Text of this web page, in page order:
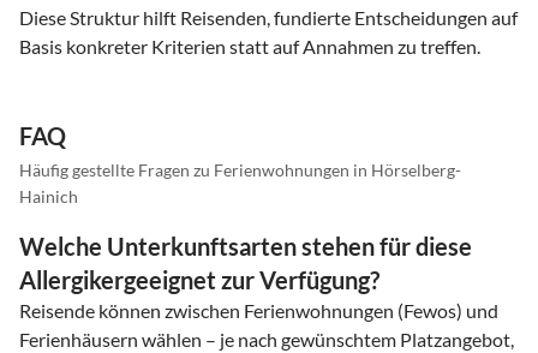
Diese Struktur hilft Reisenden, fundierte Entscheidungen auf
Basis konkreter Kriterien statt auf Annahmen zu treffen.
FAQ
Häufig gestellte Fragen zu Ferienwohnungen in Hörselberg-
Hainich
Welche Unterkunftsarten stehen für diese
Allergikergeeignet zur Verfügung?
Reisende können zwischen Ferienwohnungen (Fewos) und
Ferienhäusern wählen – je nach gewünschtem Platzangebot,